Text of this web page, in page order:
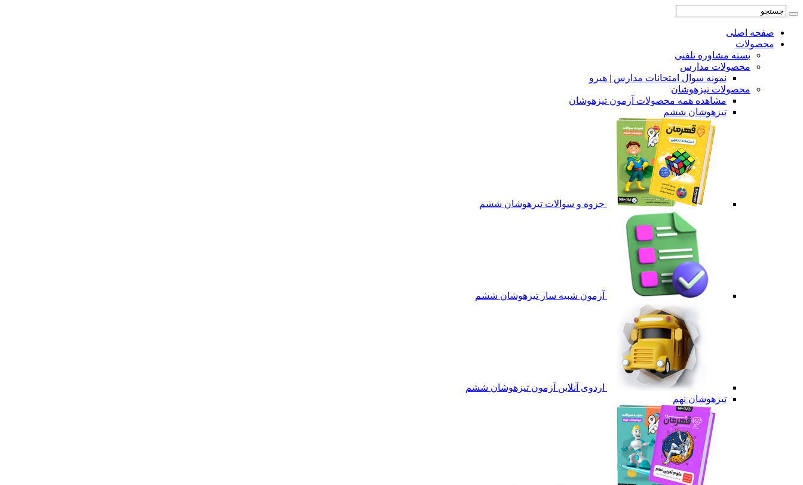
صفحه اصلی
محصولات
بسته مشاوره تلفنی
محصولات مدارس
نمونه سوال امتحانات مدارس | هیرو
محصولات تیزهوشان
مشاهده همه محصولات آزمون تیزهوشان
تیزهوشان ششم
جزوه و سوالات تیزهوشان ششم
آزمون شبیه ساز تیزهوشان ششم
اردوی آنلاین آزمون تیزهوشان ششم
تیزهوشان نهم